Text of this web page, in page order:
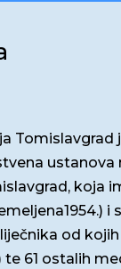
Tomislavgrad
ustanova
koja
i
od kojih
te 61 ostalih